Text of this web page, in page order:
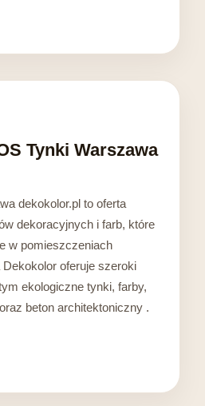
Tynki Warszawa
dekokolor.pl to oferta
dekoracyjnych i farb, które
w pomieszczeniach
oferuje szeroki
ekologiczne tynki, farby,
beton architektoniczny .